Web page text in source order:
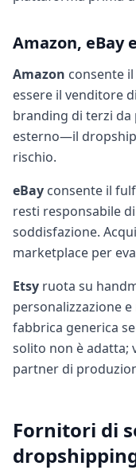
Amazon, eBay
Amazon consente
essere il venditore
branding di terzi da
esterno—il
rischio.
eBay consente il
resti responsabile
soddisfazione.
marketplace per
Etsy ruota su
personalizzazione
fabbrica generica
solito non è adatta;
partner di
Fornitori di